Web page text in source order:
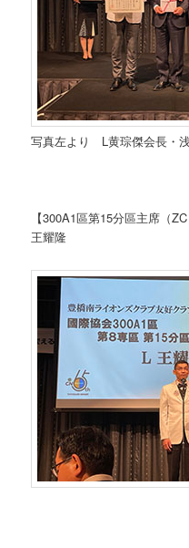
写真左より L黄琮傑会長・
【300A1區第15分區主席（
王耀隆